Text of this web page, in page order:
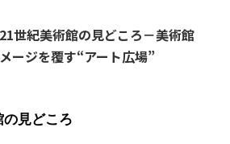
世紀美術館の見どころ－美術館
ージを覆す“アート広場”
見どころ